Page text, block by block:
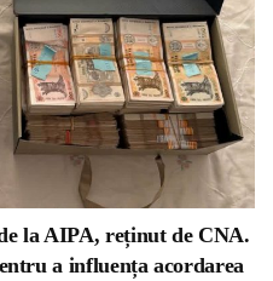
la AIPA, reținut de CNA.
a influența acordarea